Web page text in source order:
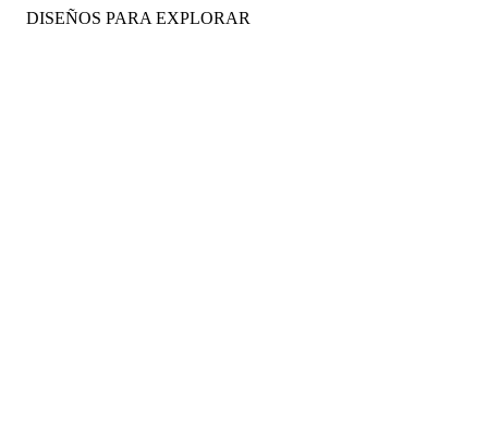
DISEÑOS PARA EXPLORAR